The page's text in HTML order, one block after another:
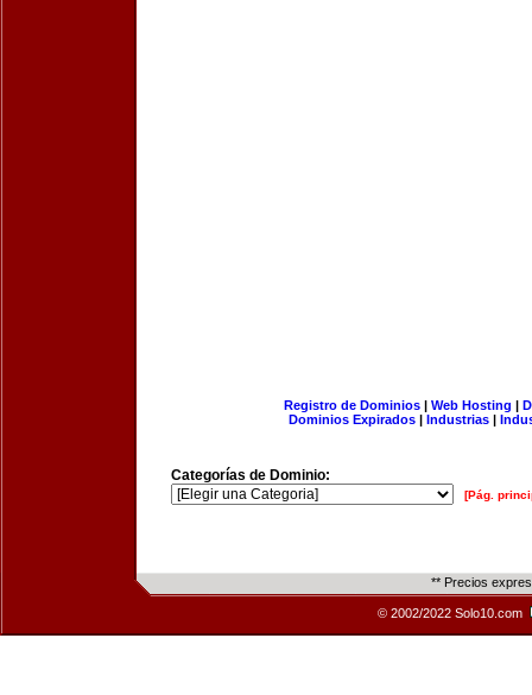
Registro de Dominios| Web Hosting |
Dominios Expirados | Industrias |
Categorías de Dominio:
[Pág.
** Precios
© 2002/2022 Solo10.com